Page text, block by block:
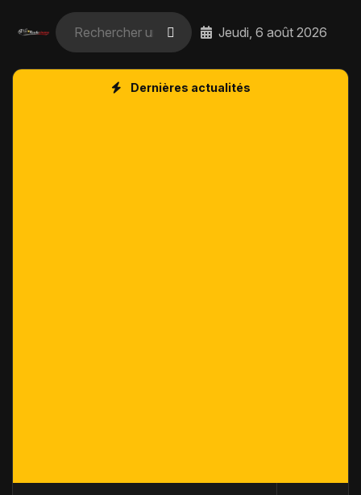
Jeudi, 6 août 2026
Dernières actualités